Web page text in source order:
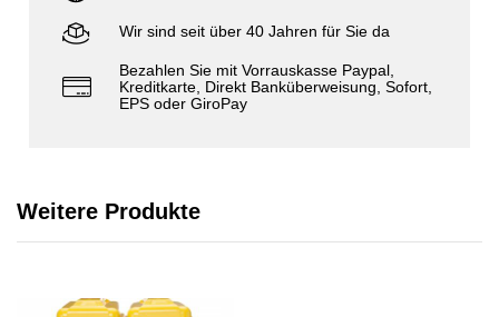
Wir sind seit über 40 Jahren für Sie da
Bezahlen Sie mit Vorrauskasse Paypal,
Kreditkarte, Direkt Banküberweisung, Sofort,
EPS oder GiroPay
Weitere Produkte